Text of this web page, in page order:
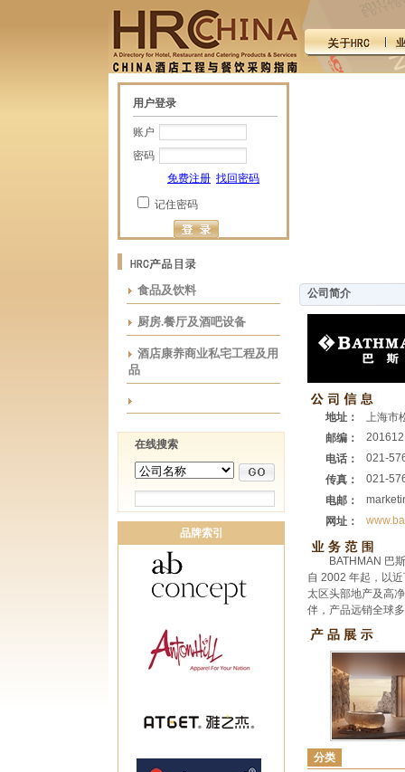
用户登录
账户
密码
免费注册 找回密码
记住密码
食品及饮料
厨房.餐厅及酒吧设备
酒店康养商业私宅工程及用
品
在线搜索
品牌索引
公司简介
地址：
上海市
邮编：
201612
电话：
021-
传真：
021-
电邮：
网址：
BATHMAN 巴
自 2002 年起，以
太区头部地产及高
伴，产品远销全球
分类